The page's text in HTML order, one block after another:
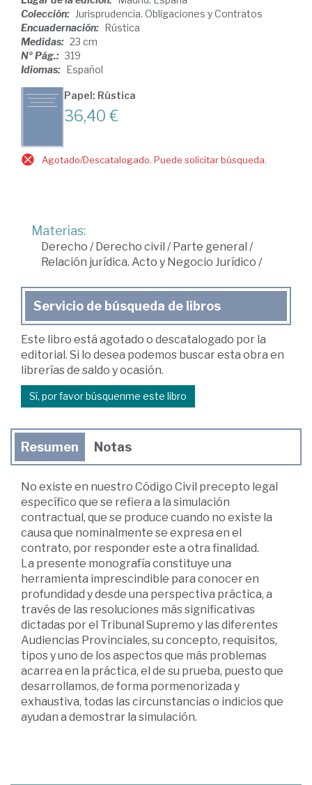
Colección: Jurisprudencia. Obligaciones y Contratos
Encuadernación: Rústica
Medidas: 23 cm
Nº Pág.: 319
Idiomas: Español
Papel: Rústica
36,40 €
Agotado/Descatalogado. Puede solicitar búsqueda.
Materias:
Derecho /Derecho civil /Parte general /
Relación jurídica. Acto y Negocio Jurídico /
Servicio de búsqueda de libros
Este libro está agotado o descatalogado por la
editorial. Si lo desea podemos buscar esta obra en
librerías de saldo y ocasión.
Sí, por favor búsquenme este libro
Resumen Notas
No existe en nuestro Código Civil precepto legal
específico que se refiera a la simulación
contractual, que se produce cuando no existe la
causa que nominalmente se expresa en el
contrato, por responder este a otra finalidad.
La presente monografía constituye una
herramienta imprescindible para conocer en
profundidad y desde una perspectiva práctica, a
través de las resoluciones más significativas
dictadas por el Tribunal Supremo y las diferentes
Audiencias Provinciales, su concepto, requisitos,
tipos y uno de los aspectos que más problemas
acarrea en la práctica, el de su prueba, puesto que
desarrollamos, de forma pormenorizada y
exhaustiva, todas las circunstancias o indicios que
ayudan a demostrar la simulación.